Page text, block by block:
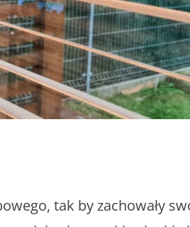
tak by zachowały